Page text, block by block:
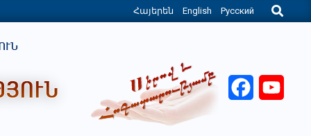
Հայերեն English Русский
Search
Facebook